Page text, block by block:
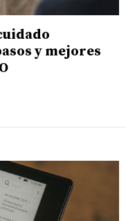
y mejores